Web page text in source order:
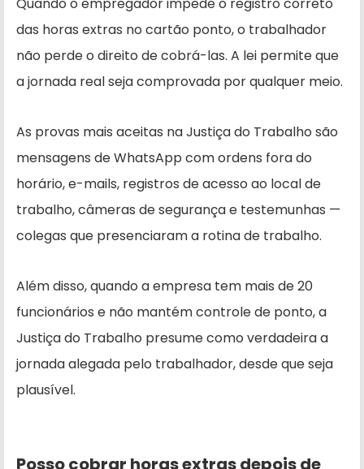
das horas extras no cartão ponto, o trabalhador
não perde o direito de cobrá-las. A lei permite que
a jornada real seja comprovada por qualquer meio.
As provas mais aceitas na Justiça do Trabalho são
mensagens de WhatsApp com ordens fora do
horário, e-mails, registros de acesso ao local de
trabalho, câmeras de segurança e testemunhas —
colegas que presenciaram a rotina de trabalho.
Além disso, quando a empresa tem mais de 20
funcionários e não mantém controle de ponto, a
Justiça do Trabalho presume como verdadeira a
jornada alegada pelo trabalhador, desde que seja
plausível.
Posso cobrar horas extras depois de